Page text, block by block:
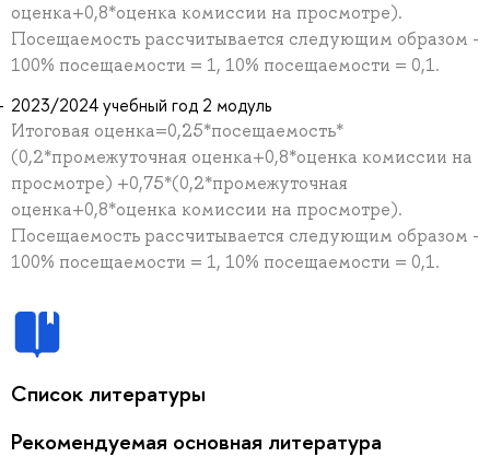
оценка+0,8*оценка комиссии на просмотре).
Посещаемость рассчитывается следующим образом -
100% посещаемости = 1, 10% посещаемости = 0,1.
2023/2024 учебный год 2 модуль
Итоговая оценка=0,25*посещаемость*
(0,2*промежуточная оценка+0,8*оценка комиссии на
просмотре) +0,75*(0,2*промежуточная
оценка+0,8*оценка комиссии на просмотре).
Посещаемость рассчитывается следующим образом -
100% посещаемости = 1, 10% посещаемости = 0,1.
Список литературы
Рекомендуемая основная литература